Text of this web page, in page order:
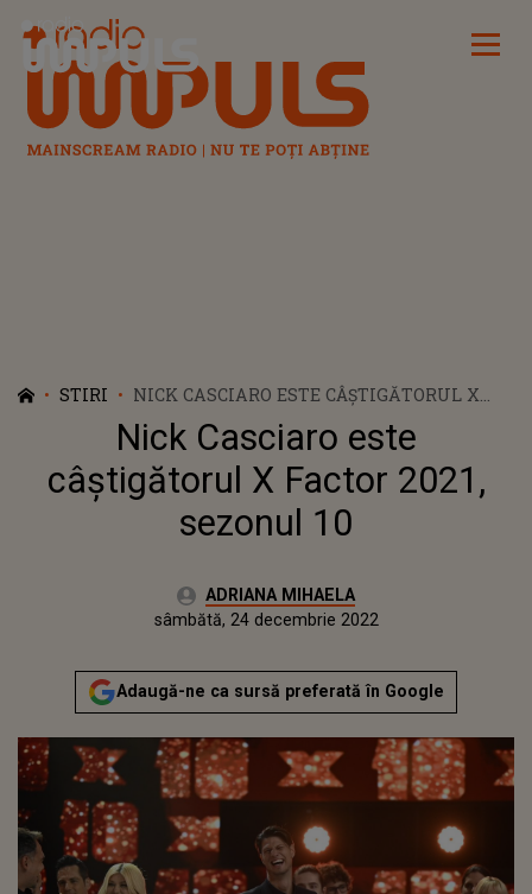
Radio Impuls
STIRI
NICK CASCIARO ESTE CÂȘTIGĂTORUL X
FACTOR 2021, SEZONUL 10
Nick Casciaro este
câștigătorul X Factor 2021,
sezonul 10
Autor:ADRIANA MIHAELA
vineri, 24 decembrie 2021
Actualizat:
sâmbătă, 24 decembrie 2022
Adaugă-ne ca sursă preferată în Google